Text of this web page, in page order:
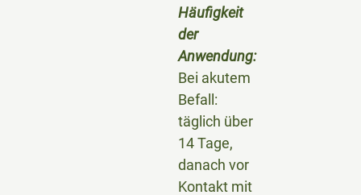
Häufigkeit
der
Anwendung:
Bei akutem
Befall:
täglich über
14 Tage,
danach vor
Kontakt mit